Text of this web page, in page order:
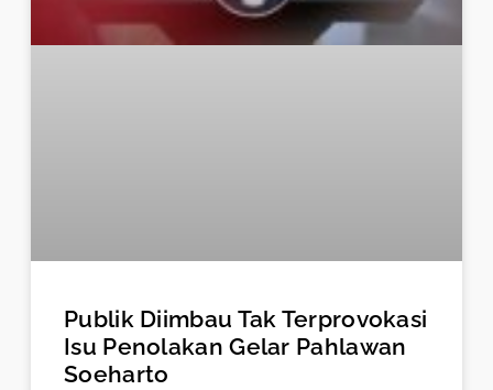
Publik Diimbau Tak Terprovokasi
Isu Penolakan Gelar Pahlawan
Soeharto